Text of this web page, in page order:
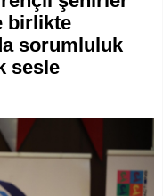
birlikte
sorumluluk
sesle